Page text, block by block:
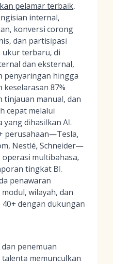
pelamar terbaik,
internal,
konversi corong
dan partisipasi
ukur terbaru, di
dan eksternal,
penyaringan hingga
keselarasan 87%
tinjauan manual, dan
cepat melalui
yang dihasilkan AI.
perusahaan—Tesla,
Nestlé, Schneider—
multibahasa,
tingkat BI.
penawaran
wilayah, dan
dengan dukungan
dan penemuan
memunculkan